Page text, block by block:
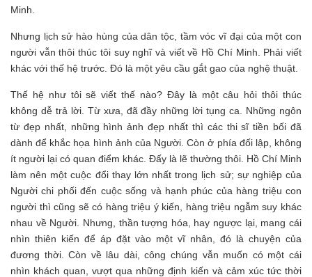
Minh.
Nhưng lịch sử hào hùng của dân tộc, tầm vóc vĩ đại của một con
người vẫn thôi thúc tôi suy nghĩ và viết về Hồ Chí Minh. Phải viết
khác với thế hệ trước. Đó là một yêu cầu gắt gao của nghệ thuật.
Thế hệ như tôi sẽ viết thế nào? Đây là một câu hỏi thôi thúc
không dễ trả lời. Từ xưa, đã đầy những lời tụng ca. Những ngôn
từ đẹp nhất, những hình ảnh đẹp nhất thì các thi sĩ tiền bối đã
dành để khắc họa hình ảnh của Người. Còn ở phía đối lập, không
ít người lại có quan điểm khác. Đấy là lẽ thường thôi. Hồ Chí Minh
làm nên một cuộc đổi thay lớn nhất trong lịch sử; sự nghiệp của
Người chi phối đến cuộc sống và hạnh phúc của hàng triệu con
người thì cũng sẽ có hàng triệu ý kiến, hàng triệu ngẫm suy khác
nhau về Người. Nhưng, thần tượng hóa, hay ngược lại, mang cái
nhìn thiên kiến để áp đặt vào một vĩ nhân, đó là chuyện của
đương thời. Còn về lâu dài, công chúng vẫn muốn có một cái
nhìn khách quan, vượt qua những định kiến và cảm xúc tức thời